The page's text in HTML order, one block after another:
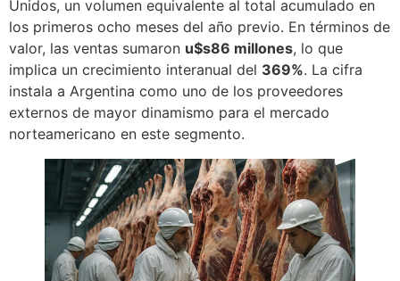
Unidos, un volumen equivalente al total acumulado en
los primeros ocho meses del año previo. En términos de
valor, las ventas sumaron u$s86 millones, lo que
implica un crecimiento interanual del 369%. La cifra
instala a Argentina como uno de los proveedores
externos de mayor dinamismo para el mercado
norteamericano en este segmento.